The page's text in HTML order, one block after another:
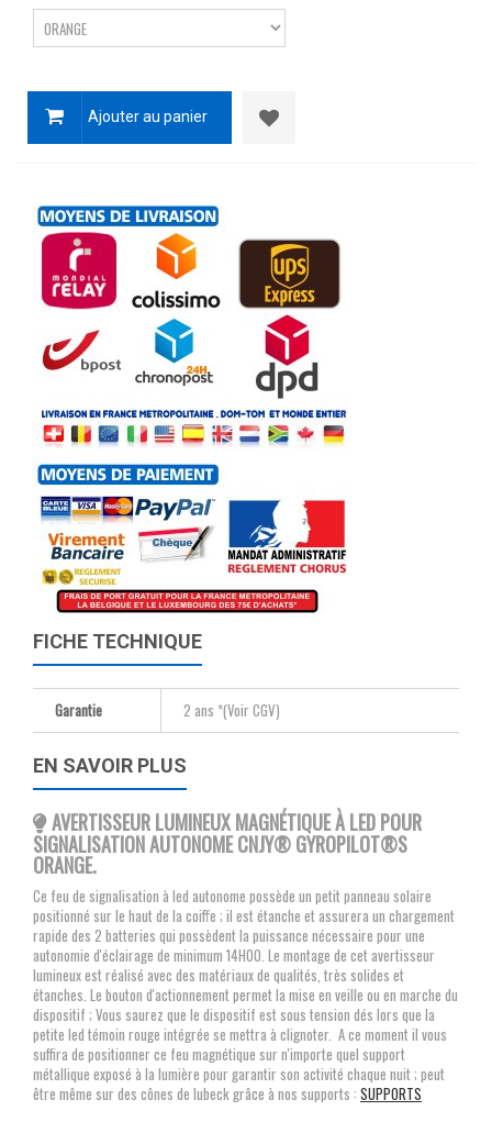
Ajouter au panier
FICHE TECHNIQUE
Garantie 2 ans *(Voir CGV)
EN SAVOIR PLUS
AVERTISSEUR LUMINEUX MAGNÉTIQUE À LED POUR
SIGNALISATION AUTONOME CNJY® GYROPILOT®S
ORANGE.
Ce feu de signalisation à led autonome possède un petit panneau solaire
positionné sur le haut de la coiffe ; il est étanche et assurera un chargement
rapide des 2 batteries qui possèdent la puissance nécessaire pour une
autonomie d'éclairage de minimum 14H00. Le montage de cet avertisseur
lumineux est réalisé avec des matériaux de qualités, très solides et
étanches. Le bouton d'actionnement permet la mise en veille ou en marche du
dispositif ; Vous saurez que le dispositif est sous tension dés lors que la
petite led témoin rouge intégrée se mettra à clignoter. A ce moment il vous
suffira de positionner ce feu magnétique sur n'importe quel support
métallique exposé à la lumière pour garantir son activité chaque nuit ; peut
être même sur des cônes de lubeck grâce à nos supports : SUPPORTS